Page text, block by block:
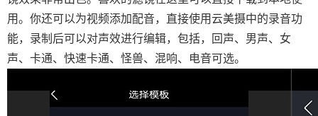
用。你还可以为视频添加配音，直接使用云美摄中的录音功
能，录制后可以对声效进行编辑，包括，回声、男声、女
声、卡通、快速卡通、怪兽、混响、电音可选。